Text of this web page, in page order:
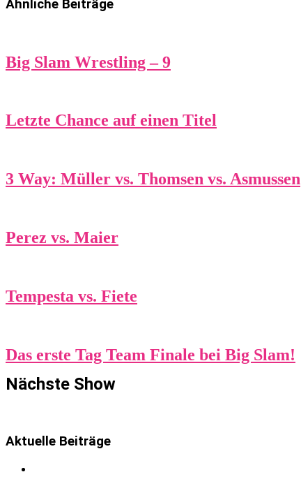
Ähnliche Beiträge
Big Slam Wrestling – 9
Letzte Chance auf einen Titel
3 Way: Müller vs. Thomsen vs. Asmussen
Perez vs. Maier
Tempesta vs. Fiete
Das erste Tag Team Finale bei Big Slam!
Nächste Show
Aktuelle Beiträge